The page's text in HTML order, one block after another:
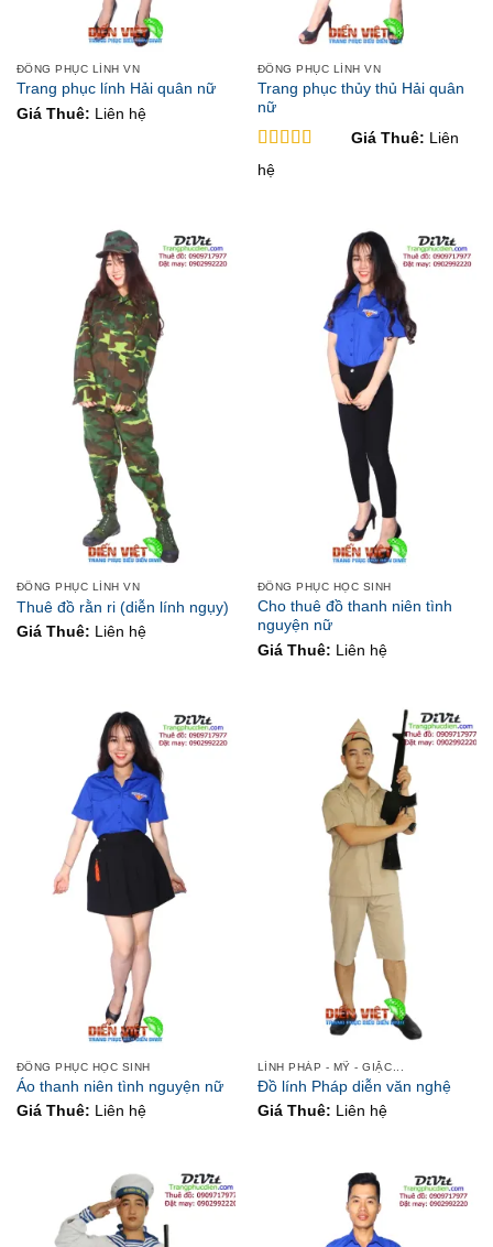
ĐỒNG PHỤC LÍNH VN
Trang phục lính Hải quân nữ
Giá Thuê:
Liên hệ
ĐỒNG PHỤC LÍNH VN
Trang phục thủy thủ Hải quân
nữ
Được xếp
hạng
Giá Thuê: Liên
hệ
ĐỒNG PHỤC LÍNH VN
Thuê đồ rằn ri (diễn lính ngụy)
Giá Thuê: Liên hệ
ĐỒNG PHỤC HỌC SINH
Cho thuê đồ thanh niên tình
nguyện nữ
Giá Thuê: Liên hệ
ĐỒNG PHỤC HỌC SINH
Áo thanh niên tình nguyện nữ
Giá Thuê: Liên hệ
LÍNH PHÁP - MỸ - GIẶC...
Đồ lính Pháp diễn văn nghệ
Giá Thuê: Liên hệ